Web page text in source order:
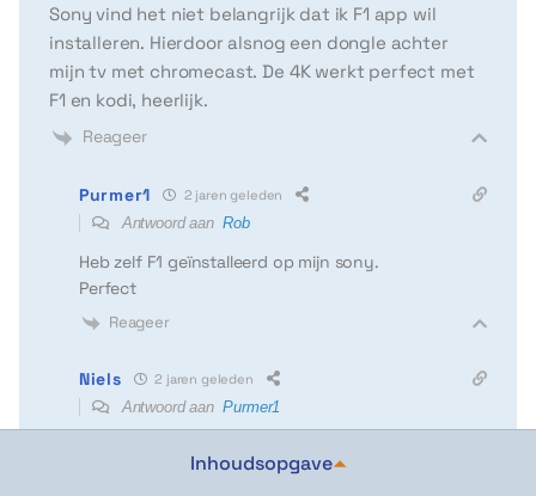
Sony vind het niet belangrijk dat ik F1 app wil
installeren. Hierdoor alsnog een dongle achter
mijn tv met chromecast. De 4K werkt perfect met
F1 en kodi, heerlijk.
Reageer
Purmer1 2 jaren geleden
Antwoord aanRob
Heb zelf F1 geïnstalleerd op mijn sony.
Perfect
Reageer
Niels 2 jaren geleden
Antwoord aanPurmer1
Inhoudsopgave